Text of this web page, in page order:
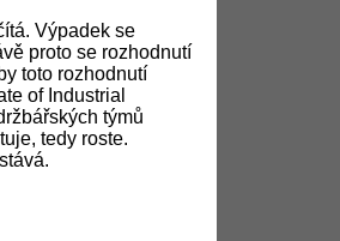
Výpadek se
proto se rozhodnutí
toto rozhodnutí
of Industrial
týmů
tedy roste.